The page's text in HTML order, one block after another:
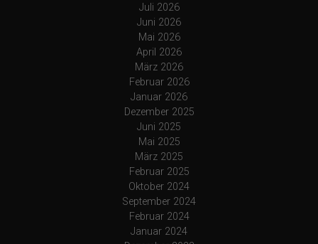
Juli 2026
Juni 2026
Mai 2026
April 2026
März 2026
Februar 2026
Januar 2026
Dezember 2025
Juni 2025
Mai 2025
März 2025
Februar 2025
Oktober 2024
September 2024
Februar 2024
Januar 2024